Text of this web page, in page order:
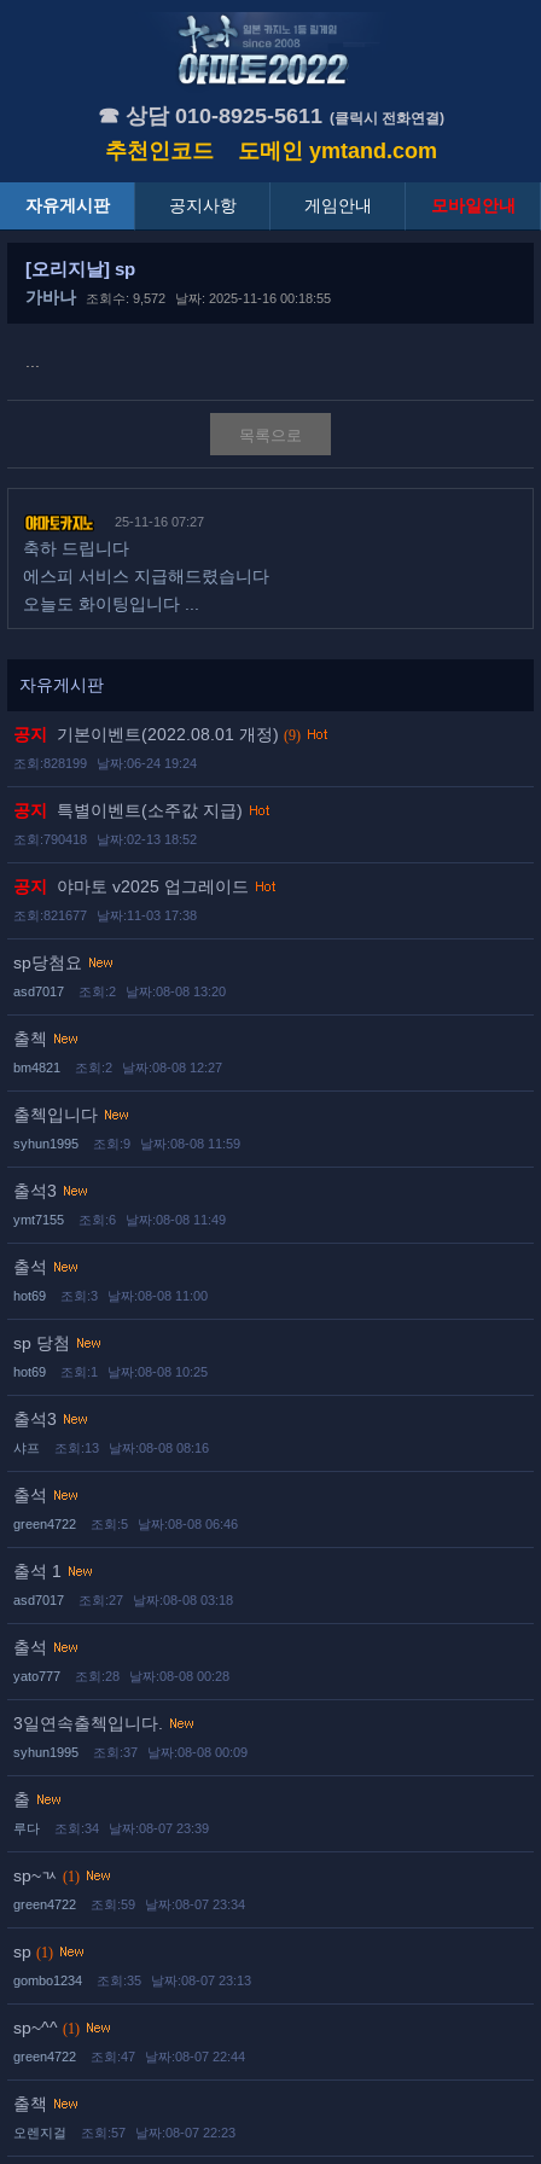
☎ 상담 010-8925-5611 (클릭시 전화연결)
추천인코드 도메인 ymtand.com
자유게시판 공지사항 게임안내 모바일안내
[오리지날] sp
가바나 조회수: 9,572 날짜: 2025-11-16 00:18:55
...
목록으로
25-11-16 07:27
축하 드립니다
에스피 서비스 지급해드렸습니다
오늘도 화이팅입니다 ...
자유게시판
공지 기본이벤트(2022.08.01 개정) (9)
조회:828199 날짜:06-24 19:24
공지 특별이벤트(소주값 지급)
조회:790418 날짜:02-13 18:52
공지 야마토 v2025 업그레이드
조회:821677 날짜:11-03 17:38
sp당첨요
asd7017 조회:2 날짜:08-08 13:20
출첵
bm4821 조회:2 날짜:08-08 12:27
출첵입니다
syhun1995 조회:9 날짜:08-08 11:59
출석3
ymt7155 조회:6 날짜:08-08 11:49
출석
hot69 조회:3 날짜:08-08 11:00
sp 당첨
hot69 조회:1 날짜:08-08 10:25
출석3
샤프 조회:13 날짜:08-08 08:16
출석
green4722 조회:5 날짜:08-08 06:46
출석 1
asd7017 조회:27 날짜:08-08 03:18
출석
yato777 조회:28 날짜:08-08 00:28
3일연속출첵입니다.
syhun1995 조회:37 날짜:08-08 00:09
출
루다 조회:34 날짜:08-07 23:39
sp~ㄳ (1)
green4722 조회:59 날짜:08-07 23:34
sp (1)
gombo1234 조회:35 날짜:08-07 23:13
sp~^^ (1)
green4722 조회:47 날짜:08-07 22:44
출책
오렌지걸 조회:57 날짜:08-07 22:23